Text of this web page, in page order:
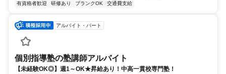
有資格者歓迎
研修あり ブランクOK 交通費支給
アルバイト・パート
個別指導塾の塾講師アルバイト
【未経験OK◎】週1～OK★昇給あり！中高一貫校専門塾！